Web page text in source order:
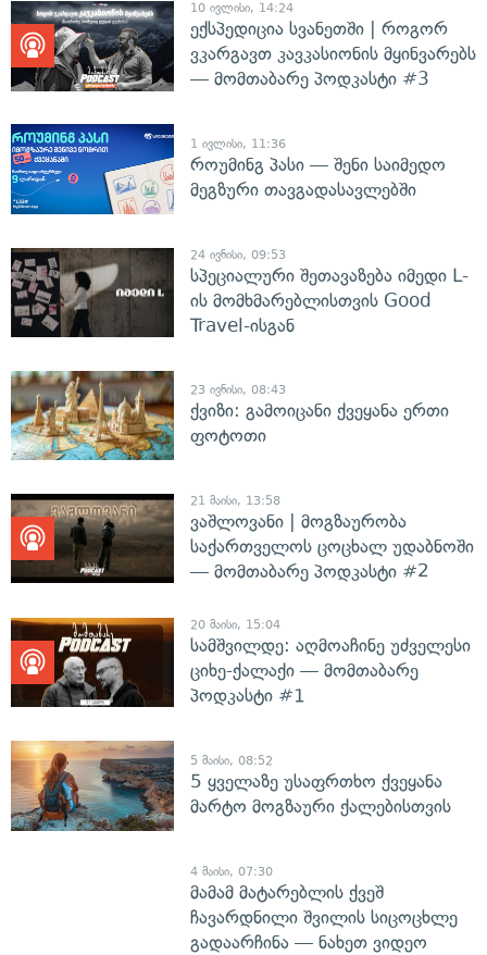
10 ივლისი, 14:24
ექსპედიცია სვანეთში | როგორ
ვკარგავთ კავკასიონის მყინვარებს
— მომთაბარე პოდკასტი #3
1 ივლისი, 11:36
როუმინგ პასი — შენი საიმედო
მეგზური თავგადასავლებში
24 ივნისი, 09:53
სპეციალური შეთავაზება იმედი L-
ის მომხმარებლისთვის Good
Travel-ისგან
23 ივნისი, 08:43
ქვიზი: გამოიცანი ქვეყანა ერთი
ფოტოთი
21 მაისი, 13:58
ვაშლოვანი | მოგზაურობა
საქართველოს ცოცხალ უდაბნოში
— მომთაბარე პოდკასტი #2
20 მაისი, 15:04
სამშვილდე: აღმოაჩინე უძველესი
ციხე-ქალაქი — მომთაბარე
პოდკასტი #1
5 მაისი, 08:52
5 ყველაზე უსაფრთხო ქვეყანა
მარტო მოგზაური ქალებისთვის
4 მაისი, 07:30
მამამ მატარებლის ქვეშ
ჩავარდნილი შვილის სიცოცხლე
გადაარჩინა — ნახეთ ვიდეო